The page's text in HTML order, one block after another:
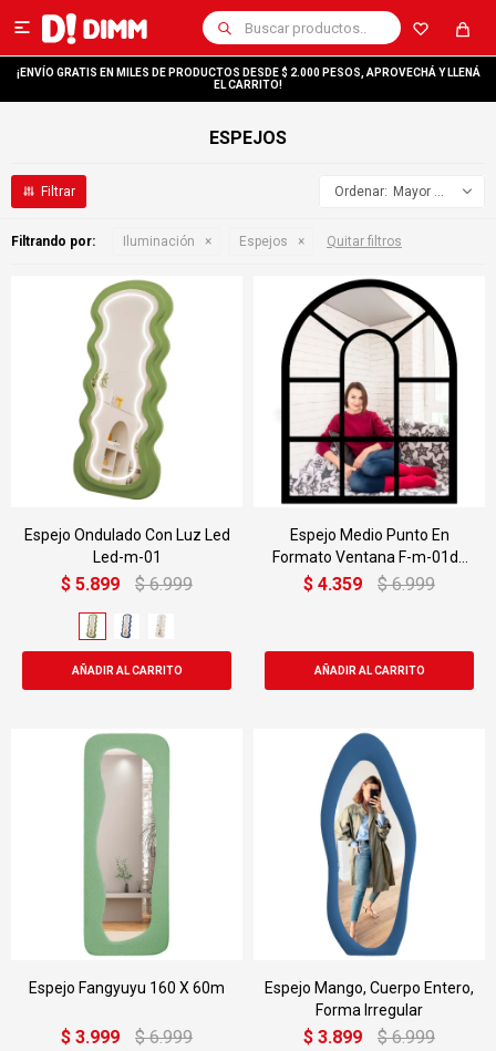

¡ENVÍO GRATIS EN MILES DE PRODUCTOS DESDE $ 2.000 PESOS, APROVECHÁ Y LLENÁ
EL CARRITO!
ESPEJOS
Mayor precio
Filtrando por: Iluminación Espejos Quitar filtros
Espejo Ondulado Con Luz Led
Led-m-01
$ 5.899 $ 6.999
Espejo Medio Punto En
Formato Ventana F-m-01de
120 X 60cm
$ 4.359 $ 6.999
Espejo Fangyuyu 160 X 60m
$ 3.999 $ 6.999
Espejo Mango, Cuerpo Entero,
Forma Irregular
$ 3.899 $ 6.999